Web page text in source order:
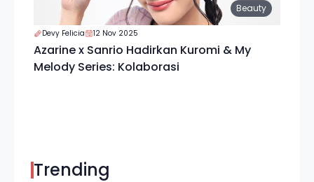
Beauty
Devy Felicia 12 Nov 2025
Azarine x Sanrio Hadirkan Kuromi & My
Melody Series: Kolaborasi
Trending